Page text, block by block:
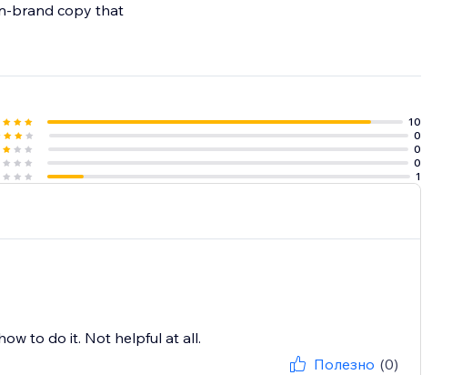
brand copy that
10
0
0
0
1
to do it. Not helpful at all.
Полезно (0)